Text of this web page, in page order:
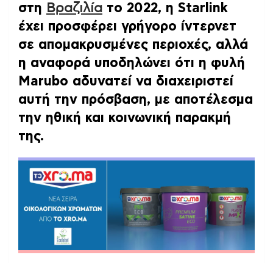
στη Βραζιλία το 2022, η Starlink
έχει προσφέρει γρήγορο ίντερνετ
σε απομακρυσμένες περιοχές, αλλά
η αναφορά υποδηλώνει ότι η φυλή
Marubo αδυνατεί να διαχειριστεί
αυτή την πρόσβαση, με αποτέλεσμα
την ηθική και κοινωνική παρακμή
της.